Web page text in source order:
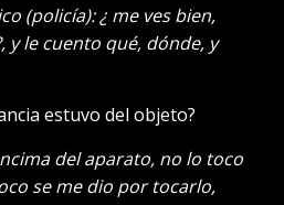
(policía): ¿ me ves bien,
y le cuento qué, dónde, y
estuvo del objeto?
del aparato, no lo toco
se me dio por tocarlo,